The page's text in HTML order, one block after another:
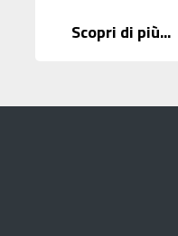
Scopri di più...